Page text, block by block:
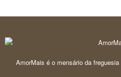
AmorMais é o mensário da